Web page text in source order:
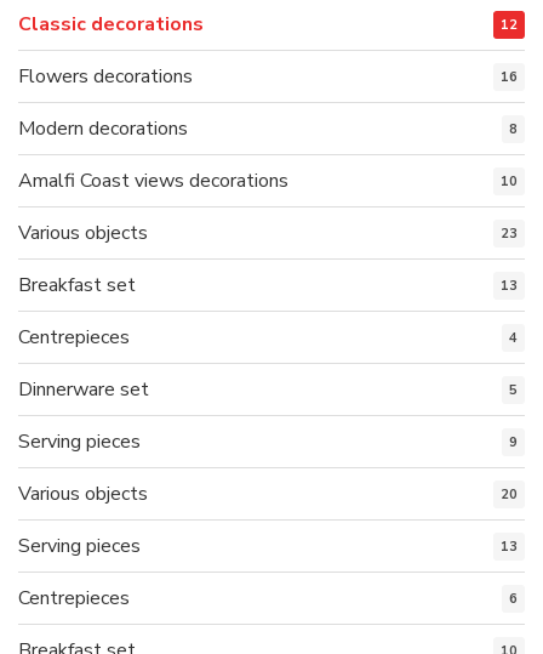
Classic decorations 12
Flowers decorations 16
Modern decorations 8
Amalfi Coast views decorations 10
Various objects 23
Breakfast set 13
Centrepieces 4
Dinnerware set 5
Serving pieces 9
Various objects 20
Serving pieces 13
Centrepieces 6